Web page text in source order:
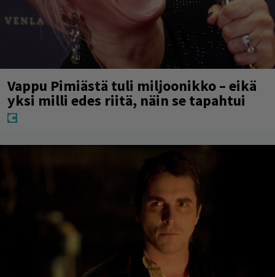
Vappu Pimiästä tuli miljoonikko – eikä
yksi milli edes riitä, näin se tapahtui